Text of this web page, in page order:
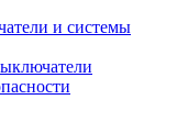
и системы